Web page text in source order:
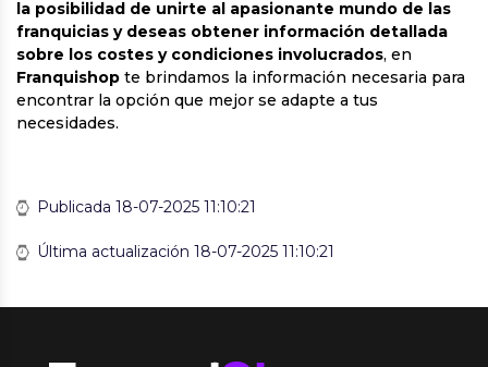
la posibilidad de unirte al apasionante mundo de las
franquicias y deseas obtener información detallada
sobre los costes y condiciones involucrados, en
Franquishop te brindamos la información necesaria para
encontrar la opción que mejor se adapte a tus
necesidades.
Publicada 18-07-2025 11:10:21
Última actualización 18-07-2025 11:10:21